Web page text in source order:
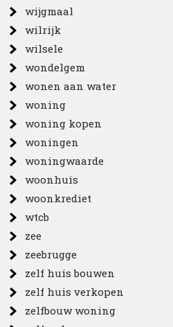
wijgmaal
wilrijk
wilsele
wondelgem
wonen aan water
woning
woning kopen
woningen
woningwaarde
woonhuis
woonkrediet
wtcb
zee
zeebrugge
zelf huis bouwen
zelf huis verkopen
zelfbouw woning